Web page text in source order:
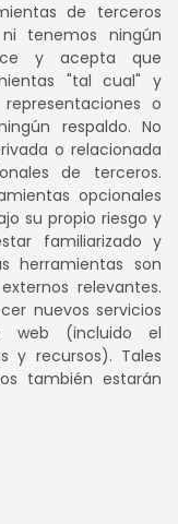
de terceros
tenemos ningún
y acepta que
"tal cual" y
o
respaldo. No
o relacionada
de terceros.
opcionales
su propio riesgo y
familiarizado y
herramientas son
relevantes.
nuevos servicios
web (incluido el
y recursos). Tales
también estarán